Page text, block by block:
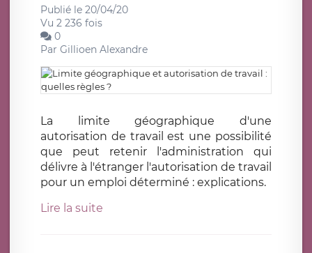
Publié le 20/04/20
Vu 2 236 fois
0
Par Gillioen Alexandre
La limite géographique d'une
autorisation de travail est une possibilité
que peut retenir l'administration qui
délivre à l'étranger l'autorisation de travail
pour un emploi déterminé : explications.
Lire la suite